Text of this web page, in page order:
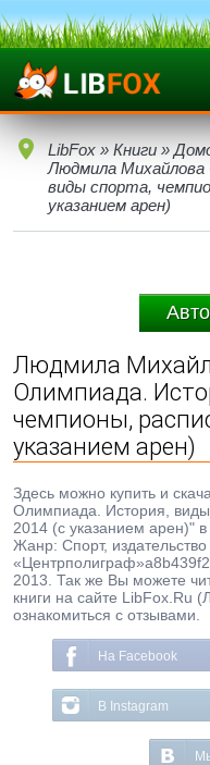
LibFox » Книги »
Людмила
виды спорта,
указанием арен)
Людмила
Олимпиада.
чемпионы,
указанием арен)
Здесь можно купить и
Олимпиада. История,
2014 (с указанием арен)"
Жанр: Спорт, издательство
2013. Так же Вы можете
книги на сайте LibFox.Ru
ознакомиться с отзывами.
На Facebook
В Instagram